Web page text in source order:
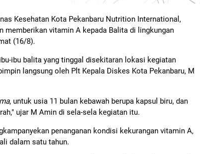
Kesehatan Kota Pekanbaru Nutrition International,
memberikan vitamin A kepada Balita di lingkungan
(16/8).
ibu balita yang tinggal disekitaran lokasi kegiatan
langsung oleh Plt Kepala Diskes Kota Pekanbaru, M
, untuk usia 11 bulan kebawah berupa kapsul biru, dan
ujar M Amin di sela-sela kegiatan itu.
penanganan kondisi kekurangan vitamin A,
dalam satu tahun.